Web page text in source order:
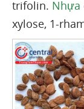
trifolin. Nhựa
xylose, 1-